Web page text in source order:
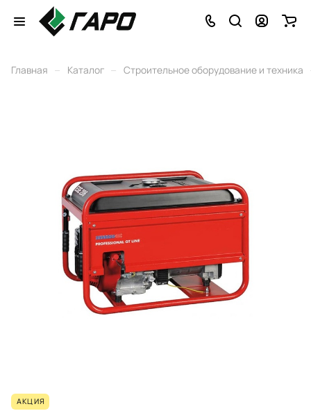
Главная – Каталог – Строительное оборудование и техника
АКЦИЯ